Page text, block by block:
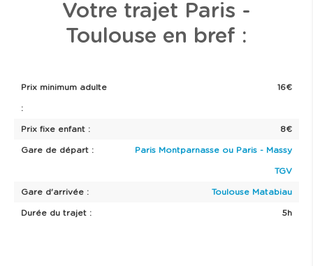
Votre trajet Paris -
Toulouse en bref :
Prix minimum adulte
:
16€
Prix fixe enfant : 8€
Gare de départ : Paris Montparnasse ou Paris - Massy
TGV
Gare d'arrivée : Toulouse Matabiau
Durée du trajet : 5h